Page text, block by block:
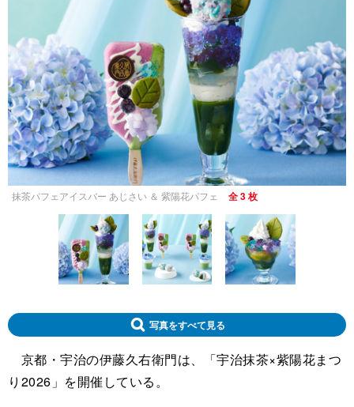
抹茶パフェアイスバー あじさい ＆ 紫陽花パフェ 全 3 枚
写真をすべて見る
京都・宇治の伊藤久右衛門は、「宇治抹茶×紫陽花まつ
り2026」を開催している。